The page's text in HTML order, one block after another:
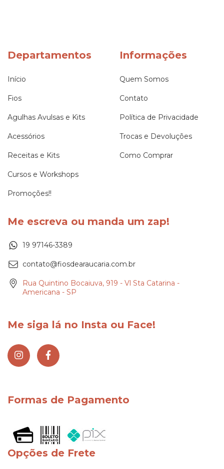
Departamentos
Início
Fios
Agulhas Avulsas e Kits
Acessórios
Receitas e Kits
Cursos e Workshops
Promoções!!
Informações
Quem Somos
Contato
Política de Privacidade
Trocas e Devoluções
Como Comprar
Me escreva ou manda um zap!
19 97146-3389
contato@fiosdearaucaria.com.br
Rua Quintino Bocaiuva, 919 - Vl Sta Catarina -
Americana - SP
Me siga lá no Insta ou Face!
Formas de Pagamento
Opções de Frete